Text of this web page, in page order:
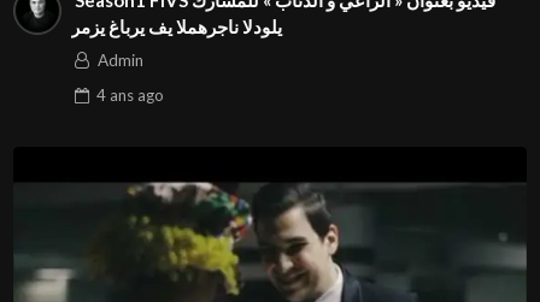
رمزي غابري في المهرجان الدولي⁩⁩
Admin
4 ansago